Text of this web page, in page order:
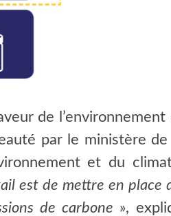
de
par le ministère de
et du
est de mettre en place
de carbone »,